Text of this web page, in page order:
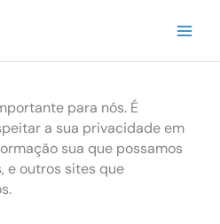
para nós. É
a sua privacidade em
sua que possamos
e outros sites que